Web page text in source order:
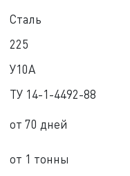
Сталь
225
У10А
ТУ 14-1-4492-88
от 70 дней
от 1 тонны